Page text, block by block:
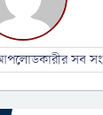
সব